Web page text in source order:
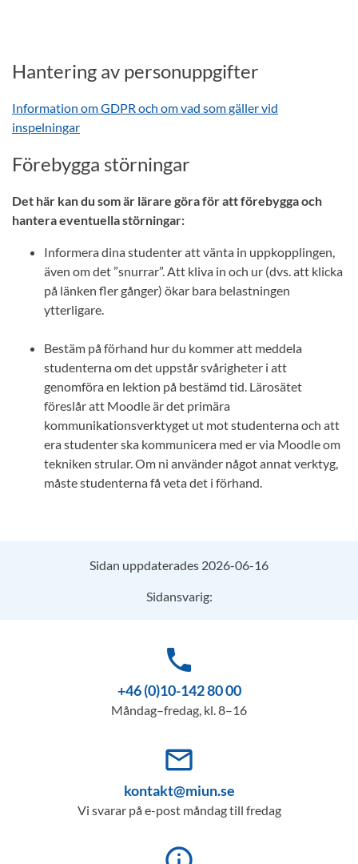
Hantering av personuppgifter
Information om GDPR och om vad som gäller vid
inspelningar
Förebygga störningar
Det här kan du som är lärare göra för att förebygga och
hantera eventuella störningar:
Informera dina studenter att vänta in uppkopplingen,
även om det ”snurrar”. Att kliva in och ur (dvs. att klicka
på länken fler gånger) ökar bara belastningen
ytterligare.
Bestäm på förhand hur du kommer att meddela
studenterna om det uppstår svårigheter i att
genomföra en lektion på bestämd tid. Lärosätet
föreslår att Moodle är det primära
kommunikationsverktyget ut mot studenterna och att
era studenter ska kommunicera med er via Moodle om
tekniken strular. Om ni använder något annat verktyg,
måste studenterna få veta det i förhand.
Sidan uppdaterades 2026-06-16
Sidansvarig:
phone
+46 (0)10-142 80 00
Måndag–fredag, kl. 8–16
mail_outline
kontakt@miun.se
Vi svarar på e-post måndag till fredag